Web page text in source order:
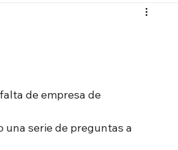
Ciencia y
de empresa de
una serie de preguntas a